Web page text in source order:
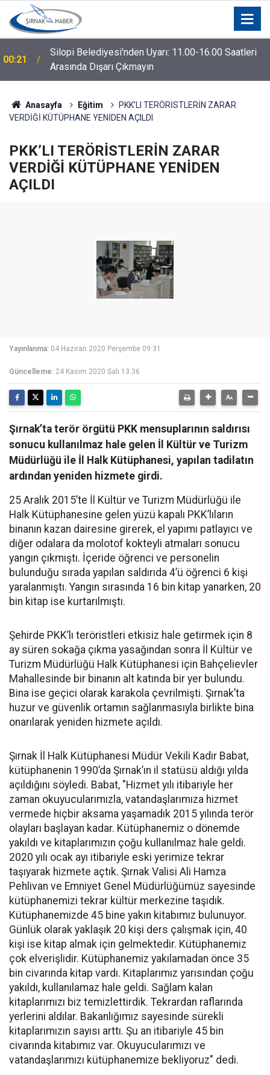
00:21
Silopi Belediyesi'nden Uyarı: 11.00-16.00 Saatleri
Arasında Dışarı Çıkmayın
Anasayfa Eğitim
PKK’LI TERÖRİSTLERİN ZARAR
VERDİĞİ KÜTÜPHANE YENİDEN AÇILDI
PKK’LI TERÖRİSTLERİN ZARAR
VERDİĞİ KÜTÜPHANE YENİDEN
AÇILDI
Yayınlanma: 04 Haziran 2020 Perşembe 09:31
Güncelleme: 24 Kasım 2020 Salı 13:36
Şırnak’ta terör örgütü PKK mensuplarının saldırısı
sonucu kullanılmaz hale gelen İl Kültür ve Turizm
Müdürlüğü ile İl Halk Kütüphanesi, yapılan tadilatın
ardından yeniden hizmete girdi.
25 Aralık 2015’te İl Kültür ve Turizm Müdürlüğü ile
Halk Kütüphanesine gelen yüzü kapalı PKK’lıların
binanın kazan dairesine girerek, el yapımı patlayıcı ve
diğer odalara da molotof kokteyli atmaları sonucu
yangın çıkmıştı. İçeride öğrenci ve personelin
bulunduğu sırada yapılan saldırıda 4’ü öğrenci 6 kişi
yaralanmıştı. Yangın sırasında 16 bin kitap yanarken, 20
bin kitap ise kurtarılmıştı.
Şehirde PKK’lı teröristleri etkisiz hale getirmek için 8
ay süren sokağa çıkma yasağından sonra İl Kültür ve
Turizm Müdürlüğü Halk Kütüphanesi için Bahçelievler
Mahallesinde bir binanın alt katında bir yer bulundu.
Bina ise geçici olarak karakola çevrilmişti. Şırnak’ta
huzur ve güvenlik ortamın sağlanmasıyla birlikte bina
onarılarak yeniden hizmete açıldı.
Şırnak İl Halk Kütüphanesi Müdür Vekili Kadir Babat,
kütüphanenin 1990’da Şırnak’ın il statüsü aldığı yılda
açıldığını söyledi. Babat, "Hizmet yılı itibariyle her
zaman okuyucularımızla, vatandaşlarımıza hizmet
vermede hiçbir aksama yaşamadık 2015 yılında terör
olayları başlayan kadar. Kütüphanemiz o dönemde
yakıldı ve kitaplarımızın çoğu kullanılmaz hale geldi.
2020 yılı ocak ayı itibariyle eski yerimize tekrar
taşıyarak hizmete açtık. Şırnak Valisi Ali Hamza
Pehlivan ve Emniyet Genel Müdürlüğümüz sayesinde
kütüphanemizi tekrar kültür merkezine taşıdık.
Kütüphanemizde 45 bine yakın kitabımız bulunuyor.
Günlük olarak yaklaşık 20 kişi ders çalışmak için, 40
kişi ise kitap almak için gelmektedir. Kütüphanemiz
çok elverişlidir. Kütüphanemiz yakılamadan önce 35
bin civarında kitap vardı. Kitaplarımız yarısından çoğu
yakıldı, kullanılamaz hale geldi. Sağlam kalan
kitaplarımızı biz temizlettirdik. Tekrardan raflarında
yerlerini aldılar. Bakanlığımız sayesinde sürekli
kitaplarımızın sayısı arttı. Şu an itibariyle 45 bin
civarında kitabımız var. Okuyucularımızı ve
vatandaşlarımızı kütüphanemize bekliyoruz" dedi.